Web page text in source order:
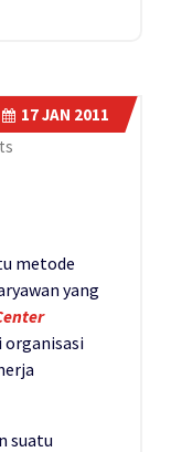
17JAN 2011
metode
yang
organisasi
suatu